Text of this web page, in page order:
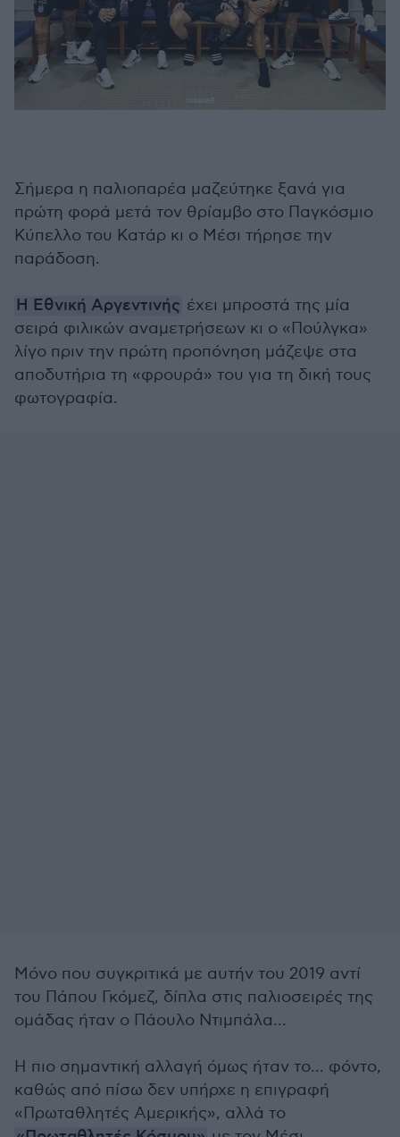
Σήμερα η παλιοπαρέα μαζεύτηκε ξανά για
πρώτη φορά μετά τον θρίαμβο στο Παγκόσμιο
Κύπελλο του Κατάρ κι ο Μέσι τήρησε την
παράδοση.
Η Εθνική Αργεντινής έχει μπροστά της μία
σειρά φιλικών αναμετρήσεων κι ο «Πούλγκα»
λίγο πριν την πρώτη προπόνηση μάζεψε στα
αποδυτήρια τη «φρουρά» του για τη δική τους
φωτογραφία.
Μόνο που συγκριτικά με αυτήν του 2019 αντί
του Πάπου Γκόμεζ, δίπλα στις παλιοσειρές της
ομάδας ήταν ο Πάουλο Ντιμπάλα...
Η πιο σημαντική αλλαγή όμως ήταν το... φόντο,
καθώς από πίσω δεν υπήρχε η επιγραφή
«Πρωταθλητές Αμερικής», αλλά το